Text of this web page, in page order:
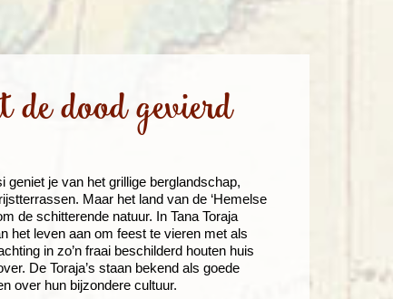
dood gevierd
geniet je van het grillige berglandschap,
Maar het land van de ‘Hemelse
de schitterende natuur. In Tana Toraja
het leven aan om feest te vieren met als
in zo’n fraai beschilderd houten huis
De Toraja’s staan bekend als goede
over hun bijzondere cultuur.